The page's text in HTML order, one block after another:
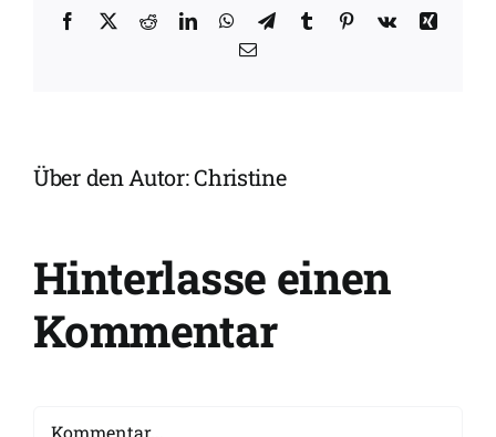
Facebook
X RedditLinkedInWhatsApp
TelegramTumblr Pinterest
Vk
Xing
E-
Über den Autor:Christine
Hinterlasse einen
Kommentar
Kommentar